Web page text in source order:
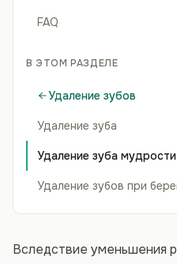
FAQ
В ЭТОМ РАЗДЕЛЕ
Удаление зубов
Удаление зуба
Удаление зуба мудрости
Удаление зубов при
Вследствие уменьшения